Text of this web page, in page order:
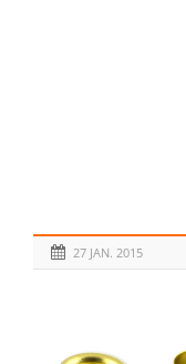
27 JAN. 2015